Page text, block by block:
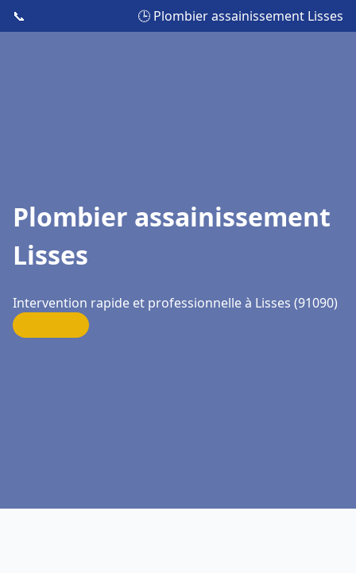
📞 🕒 Plombier assainissement Lisses
Plombier assainissement
Lisses
Intervention rapide et professionnelle à Lisses (91090)